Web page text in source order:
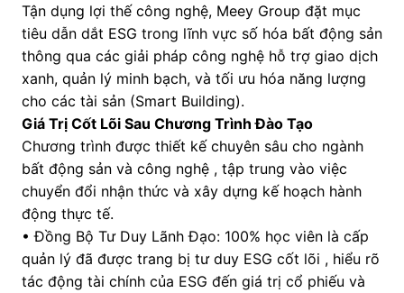
Tận dụng lợi thế công nghệ, Meey Group đặt mục
tiêu dẫn dắt ESG trong lĩnh vực số hóa bất động sản
thông qua các giải pháp công nghệ hỗ trợ giao dịch
xanh, quản lý minh bạch, và tối ưu hóa năng lượng
cho các tài sản (Smart Building).
Giá Trị Cốt Lõi Sau Chương Trình Đào Tạo
Chương trình được thiết kế chuyên sâu cho ngành
bất động sản và công nghệ , tập trung vào việc
chuyển đổi nhận thức và xây dựng kế hoạch hành
động thực tế.
• Đồng Bộ Tư Duy Lãnh Đạo: 100% học viên là cấp
quản lý đã được trang bị tư duy ESG cốt lõi , hiểu rõ
tác động tài chính của ESG đến giá trị cổ phiếu và